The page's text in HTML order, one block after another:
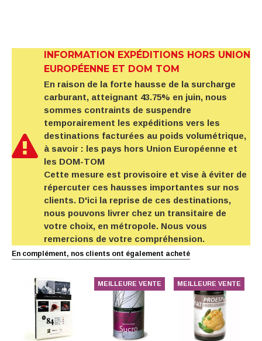
INFORMATION EXPÉDITIONS HORS UNION
EUROPÉENNE ET DOM TOM
En raison de la forte hausse de la surcharge
carburant, atteignant 43.75% en juin, nous
sommes contraints de suspendre
temporairement les expéditions vers les
destinations facturées au poids volumétrique,
à savoir : les pays hors Union Européenne et
les DOM-TOM
Cette mesure est provisoire et vise à éviter de
répercuter ces hausses importantes sur nos
clients. D'ici la reprise de ces destinations,
nous pouvons livrer chez un transitaire de
votre choix, en métropole. Nous vous
remercions de votre compréhension.
En complément, nos clients ont également acheté
MEILLEURE VENTE MEILLEURE VENTE